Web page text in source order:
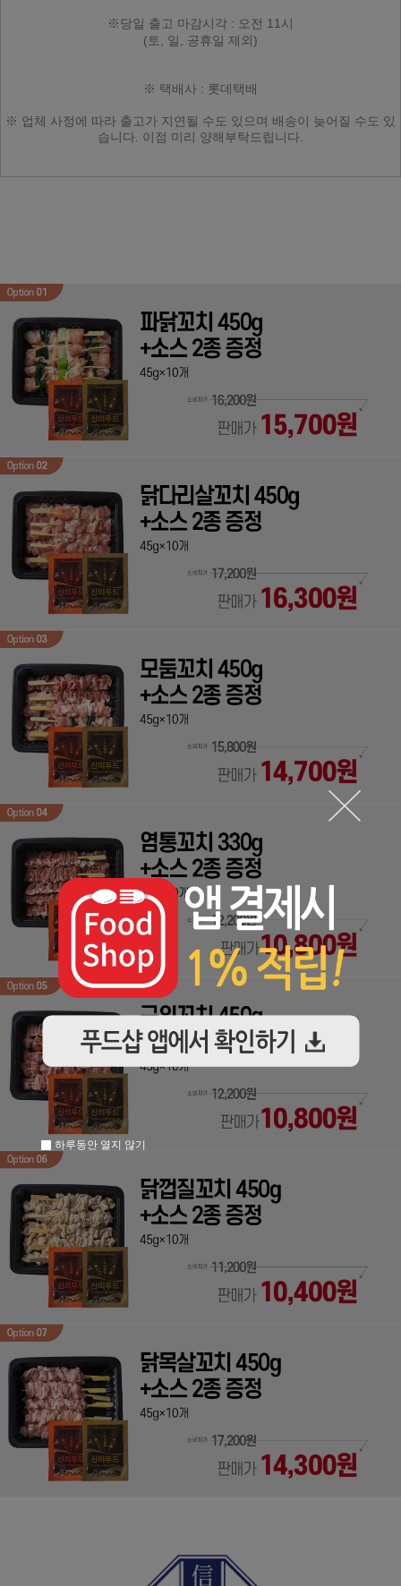
※당일 출고 마감시각 : 오전 11시
(토, 일, 공휴일 제외)
※ 택배사 : 롯데택배
※ 업체 사정에 따라 출고가 지연될 수도 있으며 배송이 늦어질 수도 있
습니다. 이점 미리 양해부탁드립니다.
하루동안 열지 않기